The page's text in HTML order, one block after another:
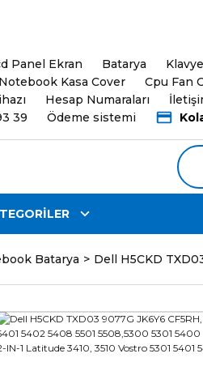
Panel Ekran Batarya
Notebook Kasa Cover Cpu Fan
Hesap Numaraları
39
Ödeme sistemi
Batarya Dell H5CKD